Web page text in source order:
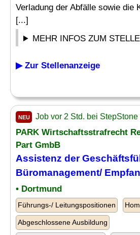
Verladung der Abfälle sowie die
[...]
MEHR INFOS ZUM
▶ Zur Stellenanzeige
NEU Job vor 2 Std. bei StepStone
PARK Wirtschaftsstrafrecht
Part GmbB
Assistenz der
Büromanagement/
• Dortmund
Führungs-/ Leitungspositionen
Abgeschlossene Ausbildung